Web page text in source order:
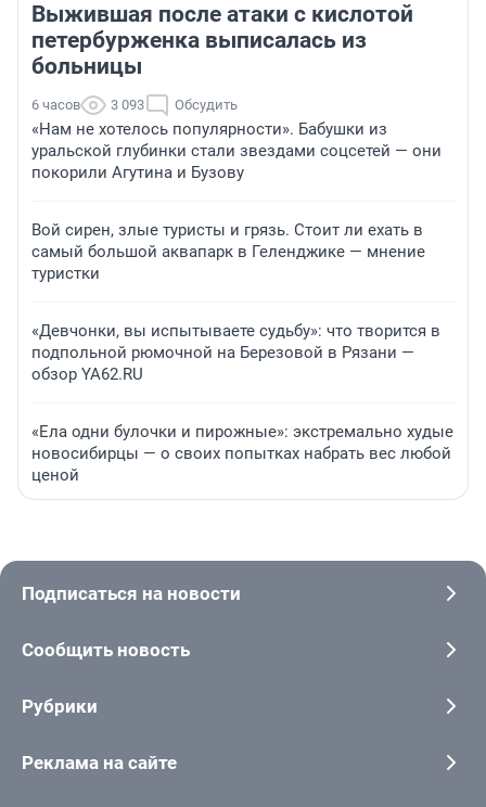
Выжившая после атаки с кислотой
петербурженка выписалась из
больницы
6 часов 3 093 Обсудить
«Нам не хотелось популярности». Бабушки из
уральской глубинки стали звездами соцсетей — они
покорили Агутина и Бузову
Вой сирен, злые туристы и грязь. Стоит ли ехать в
самый большой аквапарк в Геленджике — мнение
туристки
«Девчонки, вы испытываете судьбу»: что творится в
подпольной рюмочной на Березовой в Рязани —
обзор YA62.RU
«Ела одни булочки и пирожные»: экстремально худые
новосибирцы — о своих попытках набрать вес любой
ценой
Подписаться на новости
Сообщить новость
Рубрики
Реклама на сайте